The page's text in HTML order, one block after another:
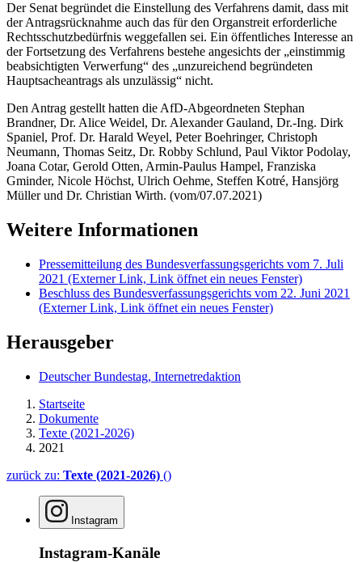
Der Senat begründet die Einstellung des Verfahrens damit, dass mit
der Antragsrücknahme auch das für den Organstreit erforderliche
Rechtsschutzbedürfnis weggefallen sei. Ein öffentliches Interesse an
der Fortsetzung des Verfahrens bestehe angesichts der „einstimmig
beabsichtigten Verwerfung“ des „unzureichend begründeten
Hauptsacheantrags als unzulässig“ nicht.
Den Antrag gestellt hatten die AfD-Abgeordneten Stephan
Brandner, Dr. Alice Weidel, Dr. Alexander Gauland, Dr.-Ing. Dirk
Spaniel, Prof. Dr. Harald Weyel, Peter Boehringer, Christoph
Neumann, Thomas Seitz, Dr. Robby Schlund, Paul Viktor Podolay,
Joana Cotar, Gerold Otten, Armin-Paulus Hampel, Franziska
Gminder, Nicole Höchst, Ulrich Oehme, Steffen Kotré, Hansjörg
Müller und Dr. Christian Wirth. (vom/07.07.2021)
Weitere Informationen
Pressemitteilung des Bundesverfassungsgerichts vom 7. Juli
2021 (Externer Link, Link öffnet ein neues Fenster)
Beschluss des Bundesverfassungsgerichts vom 22. Juni 2021
(Externer Link, Link öffnet ein neues Fenster)
Herausgeber
Deutscher Bundestag, Internetredaktion
Startseite
Dokumente
Texte (2021-2026)
2021
zurück zu: Texte (2021-2026) ()
Instagram
Instagram-Kanäle